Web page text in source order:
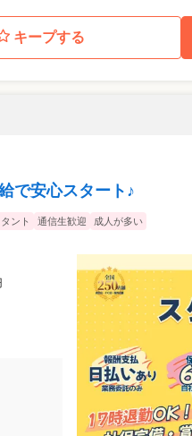
キープする
で安心スタート♪
ント 通信生歓迎 成人が多い